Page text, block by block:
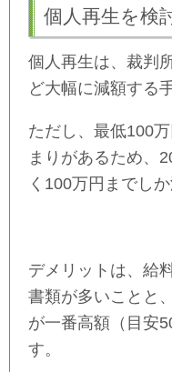
個人再生を検
個人再生は、裁判
ど大幅に減額する
ただし、最低100
まりがあるため、
く100万円までし
デメリットは、給
書類が多いことと
が一番高額（目安
す。